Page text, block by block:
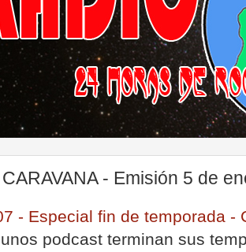
CARAVANA - Emisión 5 de
- Especial fin de temporada -
podcast terminan sus